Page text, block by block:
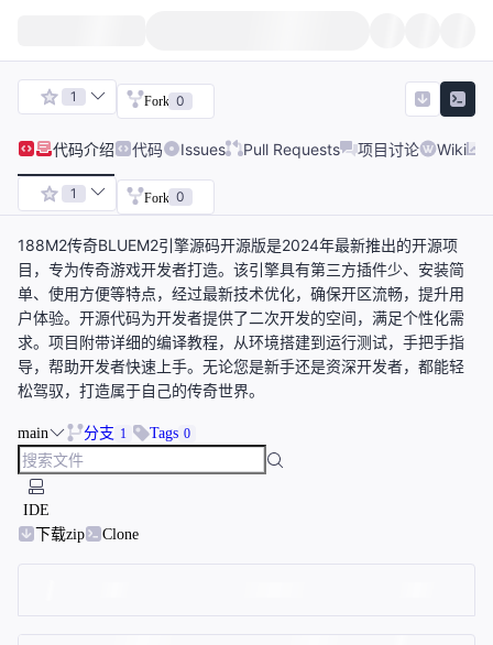
1 Fork 0
代码介绍 代码 Issues Pull Requests 项目讨论 Wiki
1 Fork 0
188M2传奇BLUEM2引擎源码开源版是2024年最新推出的开源项
目，专为传奇游戏开发者打造。该引擎具有第三方插件少、安装简
单、使用方便等特点，经过最新技术优化，确保开区流畅，提升用
户体验。开源代码为开发者提供了二次开发的空间，满足个性化需
求。项目附带详细的编译教程，从环境搭建到运行测试，手把手指
导，帮助开发者快速上手。无论您是新手还是资深开发者，都能轻
松驾驭，打造属于自己的传奇世界。
main 分支 1 Tags 0
IDE
下载zip
Clone